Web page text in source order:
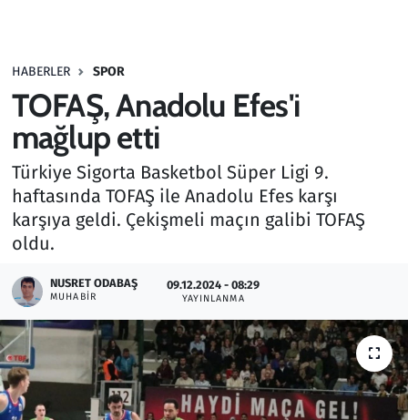
HABERLER SPOR
TOFAŞ, Anadolu Efes'i
mağlup etti
Türkiye Sigorta Basketbol Süper Ligi 9.
haftasında TOFAŞ ile Anadolu Efes karşı
karşıya geldi. Çekişmeli maçın galibi TOFAŞ
oldu.
NUSRET ODABAŞ
MUHABIR
09.12.2024 - 08:29
YAYINLANMA
Haber
Kültür Sanat
Kurumsal Haberler
Lezzet Durağı
Oyun
Ramazan